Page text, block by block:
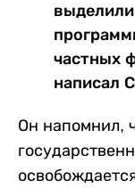
частных
написал
Он напомнил,